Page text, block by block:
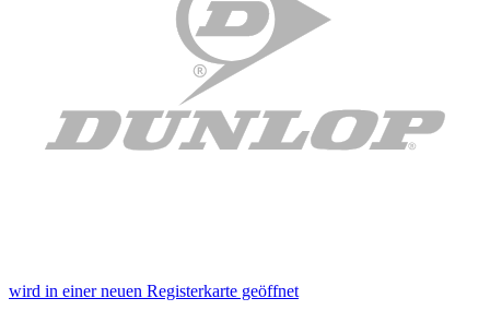
wird in einer neuen Registerkarte geöffnet